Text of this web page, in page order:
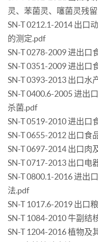
灵、苯菌灵、噻菌灵残
SN-T 0212.1-2014 出口
的测定.pdf
SN-T 0278-2009 进出口
SN-T 0351-2009 进出口
SN-T 0393-2013 出口水
SN-T 0400.6-2005 进出
杀菌.pdf
SN-T 0519-2010 进出口
SN-T 0655-2012 出口食
SN-T 0697-2014 出口肉
SN-T 0717-2013 出口电
SN-T 0800.1-2016 进出
法.pdf
SN-T 1017.6-2019 出口
SN-T 1084-2010 牛副结
SN-T 1204-2016 植物及